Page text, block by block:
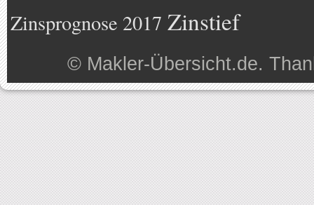
Zinsprognose 2017 Zinstief
© Makler-Übersicht.de.